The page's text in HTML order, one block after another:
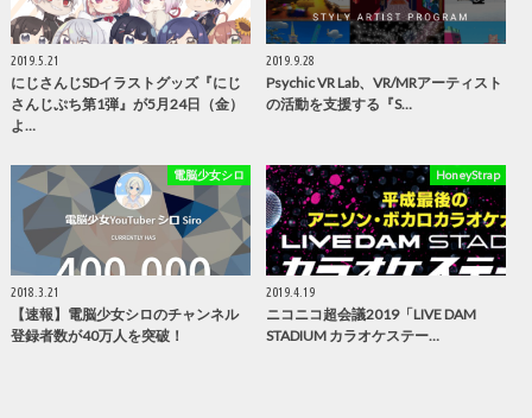
2019.5.21
にじさんじSDイラストグッズ『にじ
さんじぷち第1弾』が5月24日（金）
よ…
2019.9.28
Psychic VR Lab、VR/MRアーティスト
の活動を支援する『S…
電脳少女シロ
2018.3.21
【速報】電脳少女シロのチャンネル
登録者数が40万人を突破！
HoneyStrap
2019.4.19
ニコニコ超会議2019「LIVE DAM
STADIUM カラオケステー…